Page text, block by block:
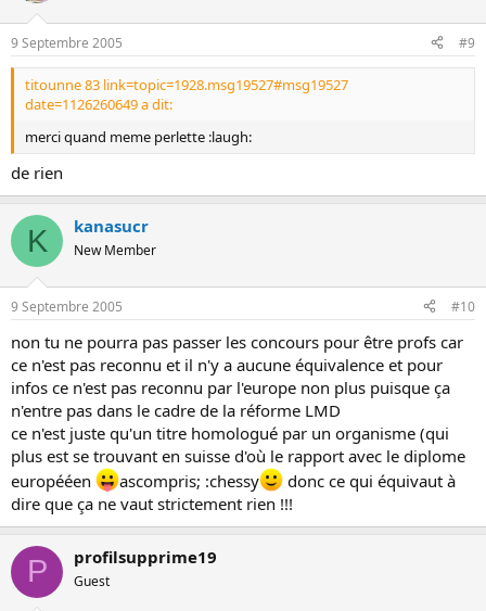
9 Septembre 2005 #9
titounne 83 link=topic=1928.msg19527#msg19527
date=1126260649 a dit:
merci quand meme perlette :laugh:
de rien
K kanasucr
New Member
9 Septembre 2005 #10
non tu ne pourra pas passer les concours pour être profs car
ce n'est pas reconnu et il n'y a aucune équivalence et pour
infos ce n'est pas reconnu par l'europe non plus puisque ça
n'entre pas dans le cadre de la réforme LMD
ce n'est juste qu'un titre homologué par un organisme (qui
plus est se trouvant en suisse d'où le rapport avec le diplome
europééen
ascompris; :chessy
donc ce qui équivaut à
dire que ça ne vaut strictement rien !!!
P profilsupprime19
Guest